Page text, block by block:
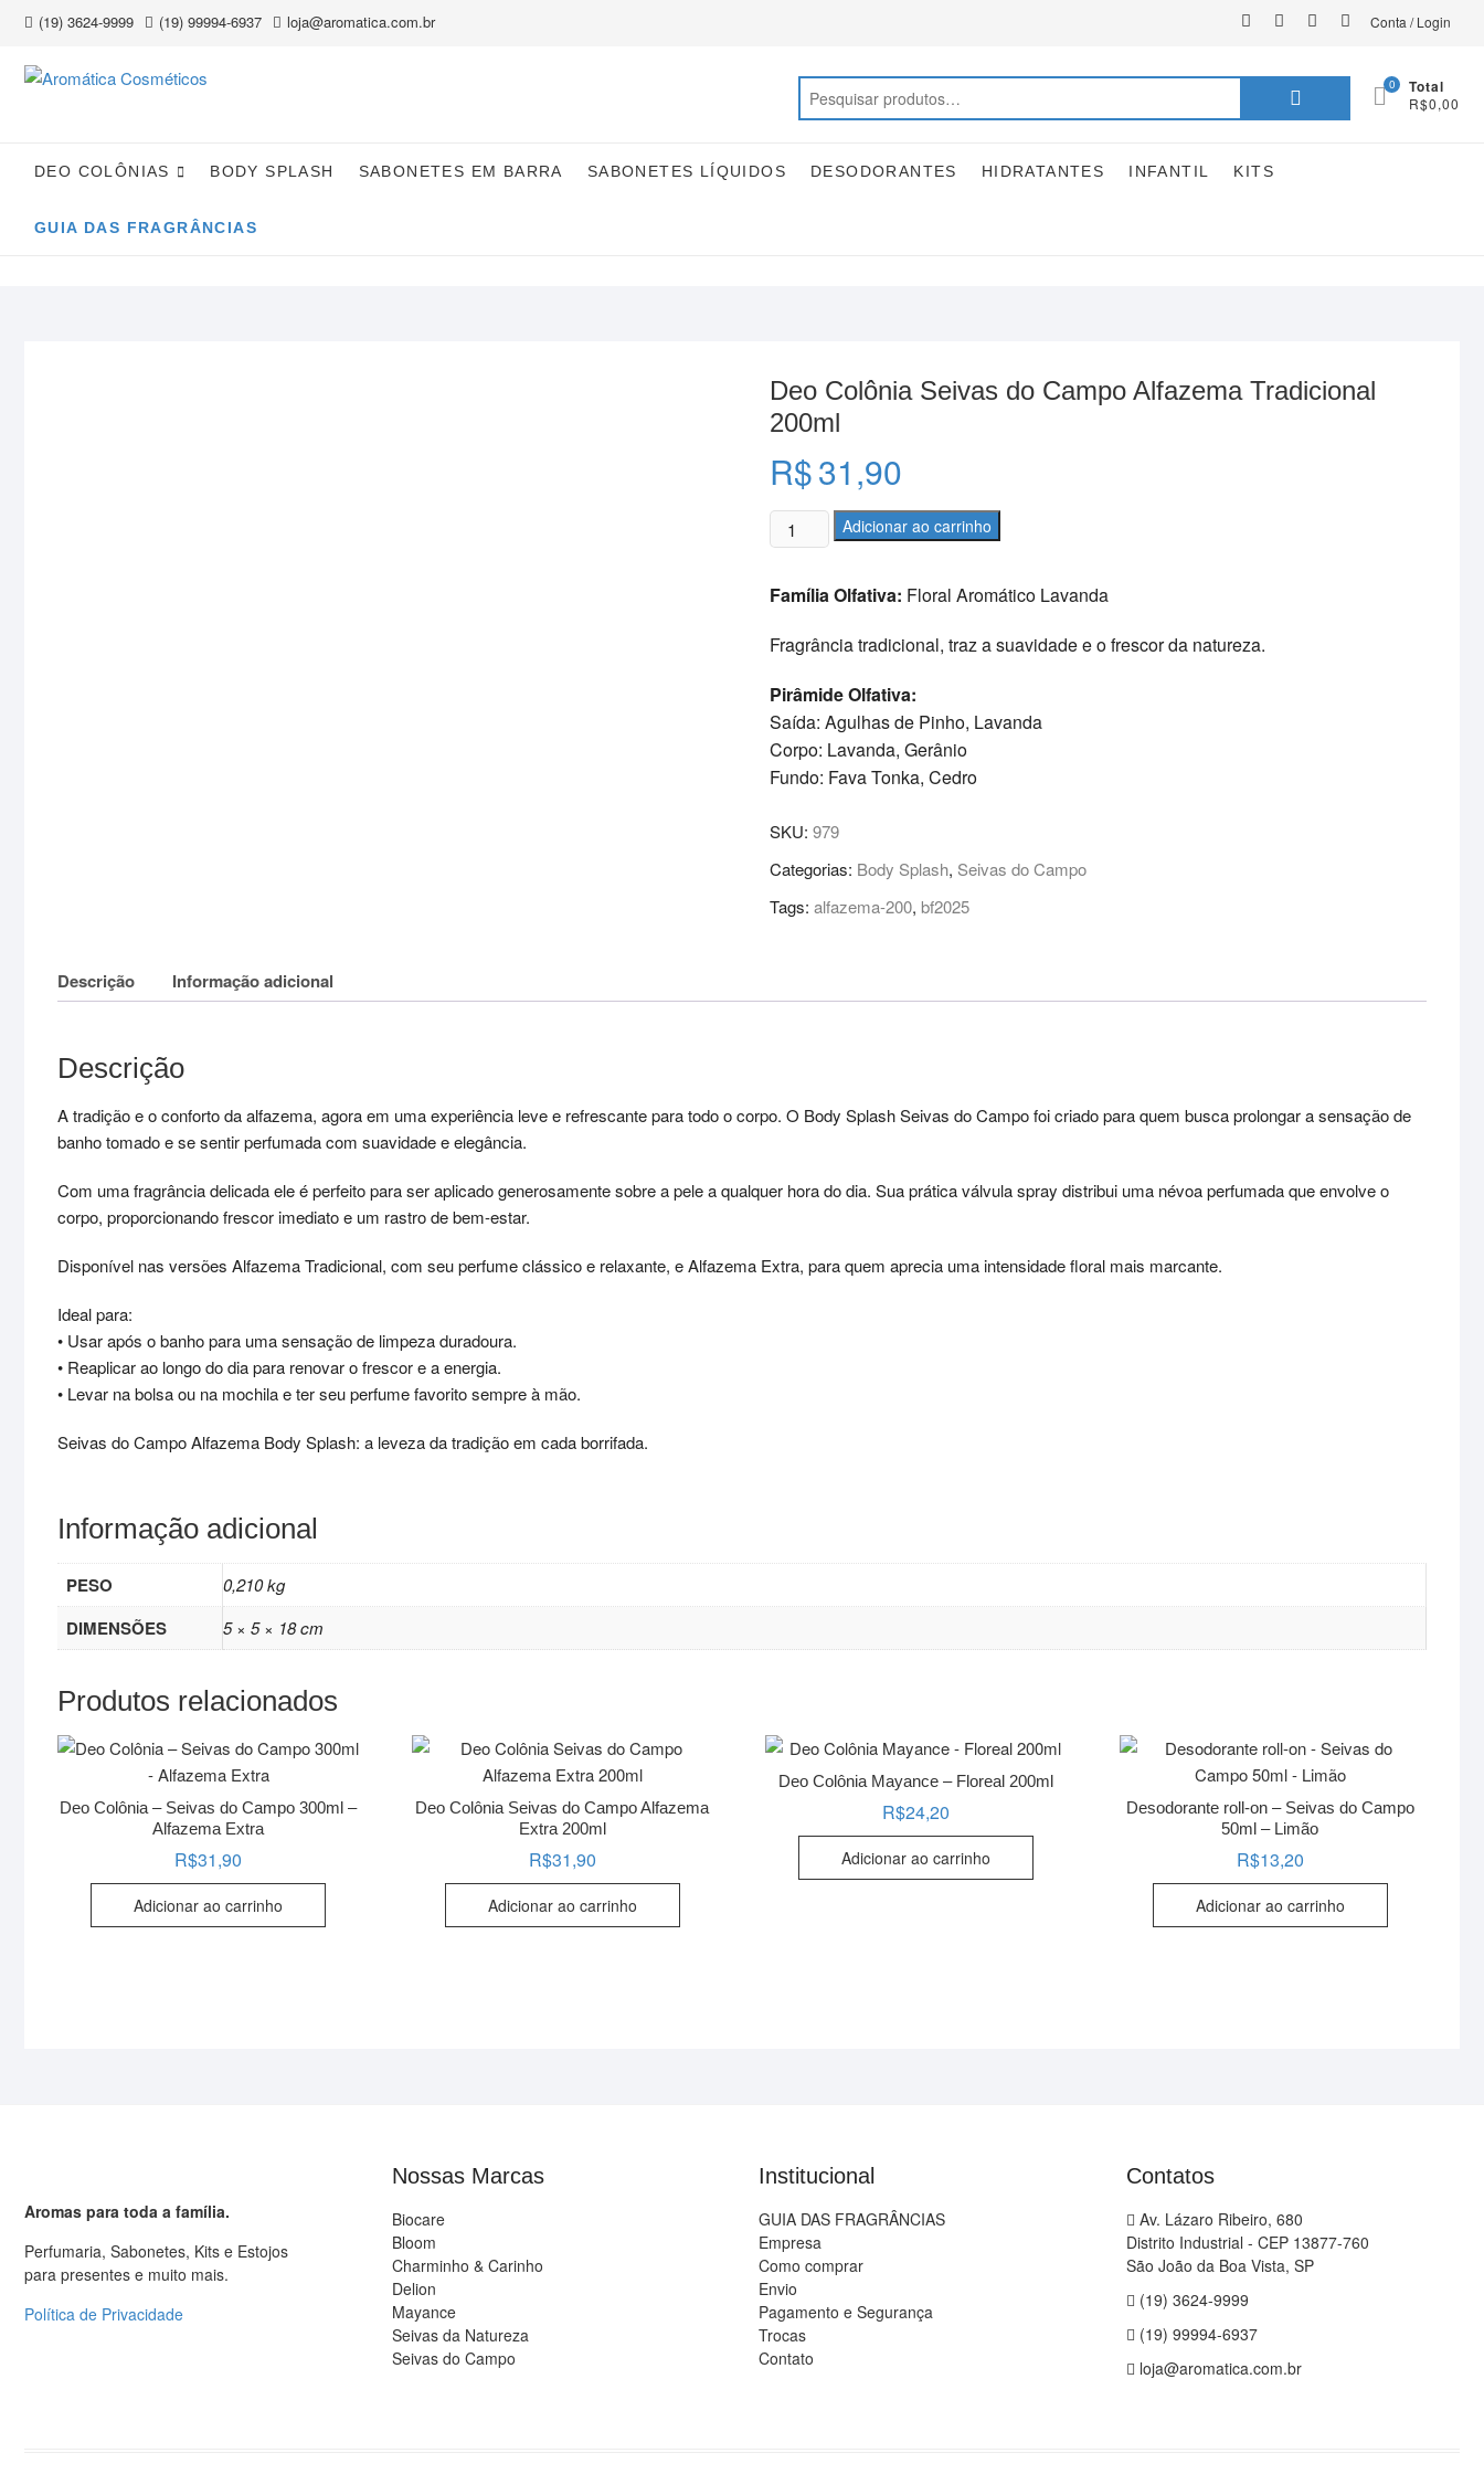
Skip
content
(19) 3624-9999 (19) 99994-6937 loja@aromatica.com.br instagramfacebook
youtubelinkedin
Conta / Login
Pesquisar
0 Total
R$0,00
DEO COLÔNIAS BODY SPLASH SABONETES EM BARRA SABONETES LÍQUIDOS DESODORANTES HIDRATANTES INFANTIL KITS
GUIA DAS FRAGRÂNCIAS
Deo Colônia Seivas do Campo Alfazema Tradicional
200ml
R$31,90
Família Olfativa: Floral Aromático Lavanda
Fragrância tradicional, traz a suavidade e o frescor da natureza.
Pirâmide Olfativa:
Saída: Agulhas de Pinho, Lavanda
Corpo: Lavanda, Gerânio
Fundo: Fava Tonka, Cedro
Deo
Colônia
do
Alfazema
200ml
quantidade
Adicionar ao carrinho
SKU: 979
Categorias: Body Splash, Seivas do Campo
Tags: alfazema-200, bf2025
Descrição Informação adicional
Descrição
A tradição e o conforto da alfazema, agora em uma experiência leve e refrescante para todo o corpo. O Body Splash Seivas do Campo foi criado para quem busca prolongar a sensação de
banho tomado e se sentir perfumada com suavidade e elegância.
Com uma fragrância delicada ele é perfeito para ser aplicado generosamente sobre a pele a qualquer hora do dia. Sua prática válvula spray distribui uma névoa perfumada que envolve o
corpo, proporcionando frescor imediato e um rastro de bem-estar.
Disponível nas versões Alfazema Tradicional, com seu perfume clássico e relaxante, e Alfazema Extra, para quem aprecia uma intensidade floral mais marcante.
Ideal para:
• Usar após o banho para uma sensação de limpeza duradoura.
• Reaplicar ao longo do dia para renovar o frescor e a energia.
• Levar na bolsa ou na mochila e ter seu perfume favorito sempre à mão.
Seivas do Campo Alfazema Body Splash: a leveza da tradição em cada borrifada.
Informação adicional
PESO 0,210 kg
DIMENSÕES 5 × 5 × 18 cm
Produtos relacionados
Deo Colônia – Seivas do Campo 300ml –
Alfazema Extra
R$31,90
Adicionar ao carrinho
Deo Colônia Seivas do Campo Alfazema
Extra 200ml
R$31,90
Adicionar ao carrinho
Deo Colônia Mayance – Floreal 200ml
R$24,20
Adicionar ao carrinho
Desodorante roll-on – Seivas do Campo
50ml – Limão
R$13,20
Adicionar ao carrinho
Aromas para toda a família.
Perfumaria, Sabonetes, Kits e Estojos
para presentes e muito mais.
Política de Privacidade
Nossas Marcas
Biocare
Bloom
Charminho & Carinho
Delion
Mayance
Seivas da Natureza
Seivas do Campo
Institucional
GUIA DAS FRAGRÂNCIAS
Empresa
Como comprar
Envio
Pagamento e Segurança
Trocas
Contato
Contatos
Av. Lázaro Ribeiro, 680
Distrito Industrial - CEP 13877-760
São João da Boa Vista, SP
(19) 3624-9999
(19) 99994-6937
loja@aromatica.com.br